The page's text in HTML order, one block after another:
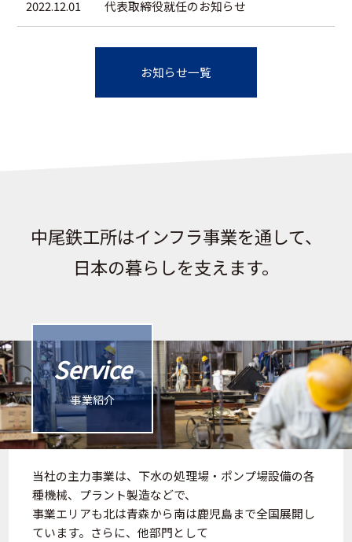
2022.12.01 代表取締役就任のお知らせ
お知らせ一覧
中尾鉄工所はインフラ事業を通して、
日本の暮らしを支えます。
Service
事業紹介
当社の主力事業は、下水の処理場・ポンプ場設備の各
種機械、プラント製造などで、
事業エリアも北は青森から南は鹿児島まで全国展開し
ています。さらに、他部門として